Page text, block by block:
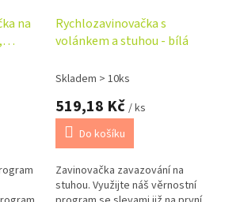
na
Rychlozavinovačka s
volánkem a stuhou - bílá
Skladem > 10ks
519,18 Kč / ks
Do košíku
Zavinovačka zavazování na
stuhou. Využijte náš věrnostní